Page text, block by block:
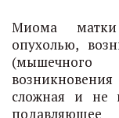
Миома матки
опухолью,
сложная и не